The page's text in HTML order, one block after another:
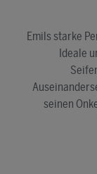
Emils starke
Ideale
seinen